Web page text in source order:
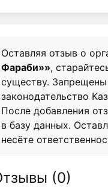
Оставляя отзыв о
Фараби»»,
существу.
законодательство
После добавления
в базу данных.
несёте
(0)